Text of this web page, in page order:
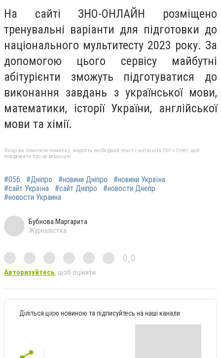
На сайті ЗНО-ОНЛАЙН розміщено
тренувальні варіанти для підготовки до
національного мультитесту 2023 року. За
допомогою цього сервісу майбутні
абітурієнти зможуть підготуватися до
виконання завдань з української мови,
математики, історії України, англійської
мови та хімії.
Якщо ви помітили помилку, виділіть необхідний текст і натисніть Ctrl + Enter, щоб
повідомити про це редакцію
#056 #Дніпро #новини Дніпро
#новини Україна
#сайт Україна
#сайт Дніпро
#новости Днепр
#новости Украина
Бубнова Маргарита
Журналістка
0,0
Авторизуйтесь, щоб оцінити
Діліться цією новиною та підписуйтесь на наші канали